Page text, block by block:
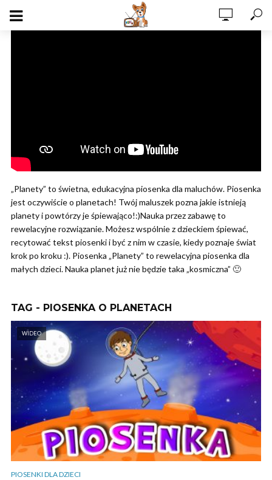
„Planety” to świetna, edukacyjna piosenka dla maluchów. Piosenka
jest oczywiście o planetach! Twój maluszek pozna jakie istnieją
planety i powtórzy je śpiewająco!:)Nauka przez zabawę to
rewelacyjne rozwiązanie. Możesz wspólnie z dzieckiem śpiewać,
recytować tekst piosenki i być z nim w czasie, kiedy poznaje świat
krok po kroku :). Piosenka „Planety” to rewelacyjna piosenka dla
małych dzieci. Nauka planet już nie będzie taka „kosmiczna” 🙂
TAG - PIOSENKA O PLANETACH
WIDEO
PIOSENKI DLA DZIECI